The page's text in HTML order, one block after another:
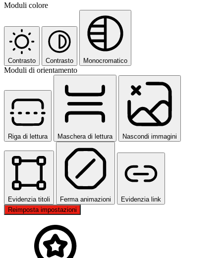
Moduli colore
Contrasto Contrasto Monocromatico
Moduli di orientamento
Riga di lettura Maschera di lettura Nascondi immagini
Evidenzia titoli Ferma animazioni
Evidenzia link
Reimposta impostazioni